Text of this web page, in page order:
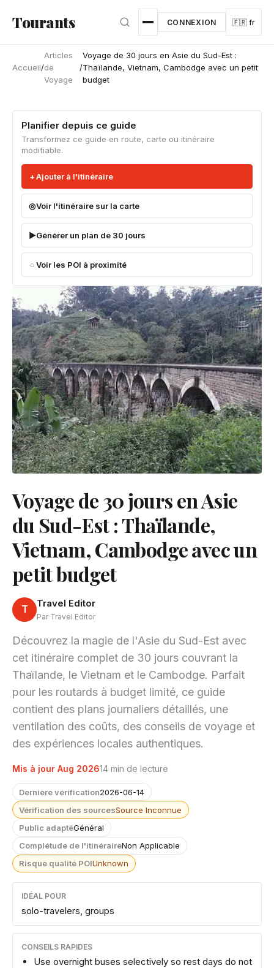
Tourants CONNEXION 🇫🇷 fr
Accueil/
Articles
de
Voyage
/
Voyage de 30 jours en Asie du Sud-Est :
Thaïlande, Vietnam, Cambodge avec un petit
budget
Planifier depuis ce guide
Transformez ce guide en route, carte ou itinéraire
modifiable.
Ajouter à l'itinéraire
Voir l'itinéraire sur la carte
Générer un plan de 30 jours
Voir les POI à proximité
Voyage de 30 jours en Asie
du Sud-Est : Thaïlande,
Vietnam, Cambodge avec un
petit budget
T Travel Editor
Par Travel Editor
Découvrez la magie de l'Asie du Sud-Est avec
cet itinéraire complet de 30 jours couvrant la
Thaïlande, le Vietnam et le Cambodge. Parfait
pour les routards à budget limité, ce guide
contient des plans journaliers détaillés, une
ventilation des coûts, des conseils de voyage et
des expériences locales authentiques.
Mis à jour Aug 202614 min de lecture
Dernière vérification2026-06-14
Vérification des sourcesSource Inconnue
Public adaptéGénéral
Complétude de l'itinéraireNon Applicable
Risque qualité POIUnknown
IDÉAL POUR
solo-travelers, groups
CONSEILS RAPIDES
Use overnight buses selectively so rest days do not